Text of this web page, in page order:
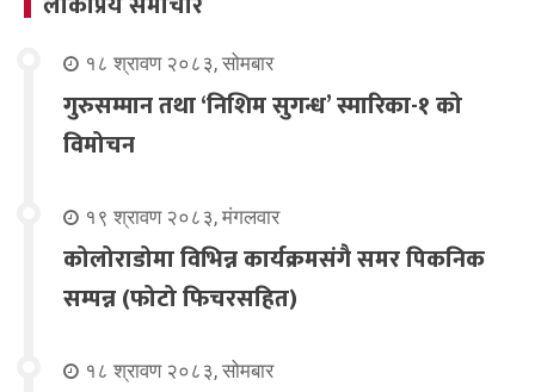
१८ श्रावण २०८३, सोमबार
गुरुसम्मान तथा ‘निशिम सुगन्ध’ स्मारिका-१ को
विमोचन
१९ श्रावण २०८३, मंगलवार
कोलोराडोमा विभिन्न कार्यक्रमसंगै समर पिकनिक
सम्पन्न (फोटो फिचरसहित)
१८ श्रावण २०८३, सोमबार